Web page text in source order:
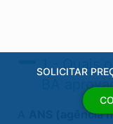
1 - Quais
BA​
ANS (agência
SOLICITAR